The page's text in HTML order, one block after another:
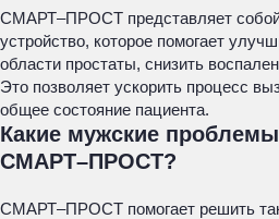
СМАРТ–ПРОСТ представляет собой
устройство, которое помогает
области простаты, снизить
Это позволяет ускорить процесс
общее состояние пациента.
Какие мужские
СМАРТ–ПРОСТ?
СМАРТ–ПРОСТ помогает решить